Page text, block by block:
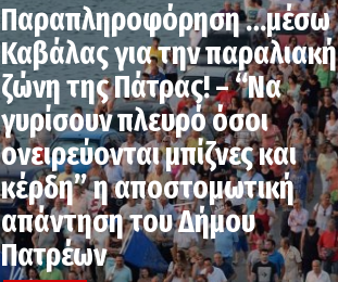
Παραπληροφόρηση …μέσω
Καβάλας για την παραλιακή
ζώνη της Πάτρας! – “Να
γυρίσουν πλευρό όσοι
ονειρεύονται μπίζνες και
κέρδη” η αποστομωτική
απάντηση του Δήμου
Πατρέων